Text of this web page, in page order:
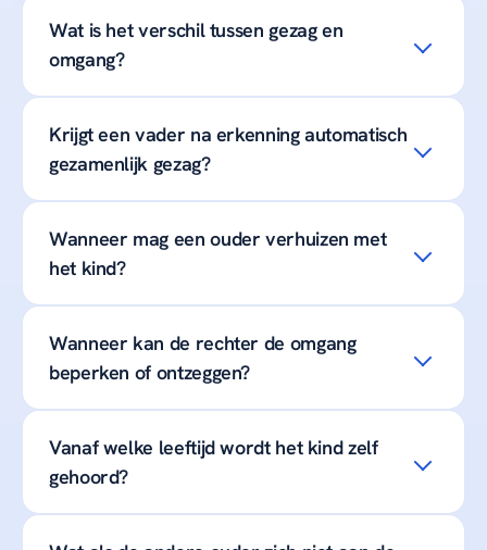
Wat is het verschil tussen gezag en
omgang?
Krijgt een vader na erkenning automatisch
gezamenlijk gezag?
Wanneer mag een ouder verhuizen met
het kind?
Wanneer kan de rechter de omgang
beperken of ontzeggen?
Vanaf welke leeftijd wordt het kind zelf
gehoord?